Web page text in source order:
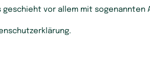
vor allem mit sogenannten